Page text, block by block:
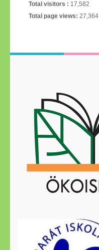
Total visitors : 17,582
Total page views: 27,364